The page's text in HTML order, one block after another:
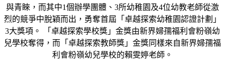
與青睞，而其中1個辦學團體、3所幼稚園及4位幼教老師從激
烈的競爭中脫穎而出，勇奪首屆「卓越探索幼稚園認證計劃」
3大獎項。 「卓越探索學校獎」金獎由新界婦孺福利會粉嶺幼
兒學校奪得，而「卓越探索教師獎」金獎同樣來自新界婦孺福
利會粉嶺幼兒學校的賴雯婷老師。